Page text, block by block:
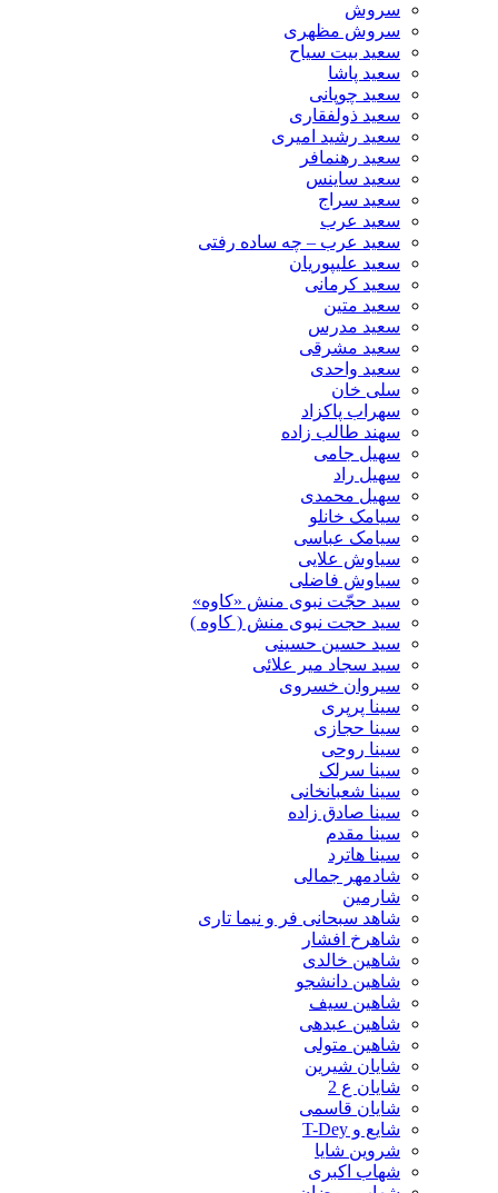
سروش
سروش مظهری
سعید بیت سیاح
سعید پاشا
سعید چوپانی
سعید ذولفقاری
سعید رشید امیری
سعید رهنمافر
سعید ساینس
سعید سراج
سعید عرب
سعید عرب – چه ساده رفتی
سعید علیپوریان
سعید کرمانی
سعید متین
سعید مدرس
سعید مشرقی
سعید واحدی
سلی خان
سهراب پاکزاد
سهند طالب زاده
سهیل جامی
سهیل راد
سهیل محمدی
سیامک خانلو
سیامک عباسی
سیاوش علایی
سیاوش فاضلی
سید حجّت نبوی منش «کاوه»
سید حجت نبوی منش ( کاوه )
سید حسین حسینى
سید سجاد میر علائی
سیروان خسروی
سینا پرپری
سینا حجازی
سینا روحی
سینا سرلک
سینا شعبانخانی
سینا صادق زاده
سینا مقدم
سینا هاترد
شادمهر جمالی
شارمین
شاهد سبحانی فر و نیما تاری
شاهرخ افشار
شاهین خالدی
شاهین دانشجو
شاهین سیف
شاهین عبدهی
شاهین متولی
شایان شیرین
شایان ع 2
شایان قاسمی
شایع و T-Dey
شروین شایا
شهاب اکبری